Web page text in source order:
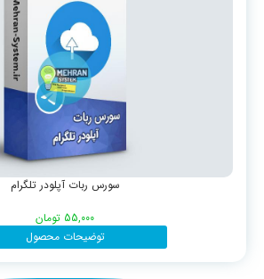
سورس ربات آپلودر تلگرام
55,000 تومان
توضیحات محصول